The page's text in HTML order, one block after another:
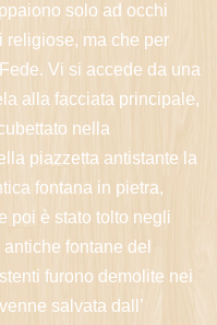
solo ad occhi
religiose, ma che per
Vi si accede da una
alla facciata principale,
nella
piazzetta antistante la
fontana in pietra,
poi è stato tolto negli
fontane del
furono demolite nei
salvata dall’